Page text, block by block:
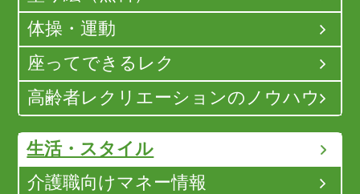
体操・運動
座ってできるレク
高齢者レクリエーションのノウハウ
生活・スタイル
介護職向けマネー情報